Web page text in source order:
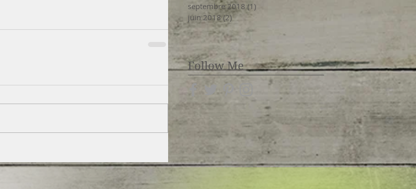
septembre 2018 (1)
juin 2018 (2)2 posts
Follow Me